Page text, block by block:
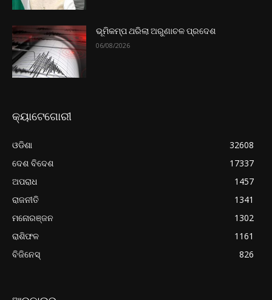
ଭୂମିକମ୍ପ ଥରିଲା ଅରୁଣାଚଳ ପ୍ରଦେଶ
06/08/2026
କ୍ୟାଟେଗୋରୀ
ଓଡିଶା
32608
ଦେଶ ବିଦେଶ
17337
ଅପରାଧ
1457
ରାଜନୀତି
1341
ମନୋରଞ୍ଜନ
1302
ରାଶିଫଳ
1161
ବିଜିନେସ୍
826